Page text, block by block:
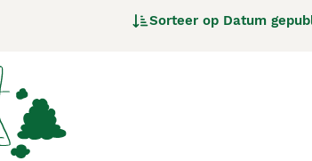
ze zich op de een of andere manier
Sorteer op Datum